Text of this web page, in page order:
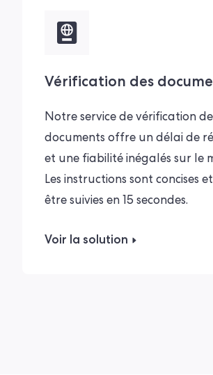
Vérification des
Notre service de vérification de
documents offre un délai de
et une fiabilité inégalés sur le
Les instructions sont concises
être suivies en 15 secondes.
Voir la solution